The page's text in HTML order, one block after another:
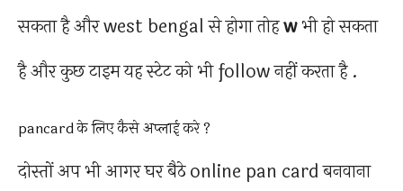
सकता है और west bengal से होगा तोहwभी हो सकता
है और कुछ टाइम यह स्टेट को भी follow नहीं करता है .
pancard के लिए कैसे अप्लाई करे ?
दोस्तों अप भी आगर घर बैठे online pan card बनवाना